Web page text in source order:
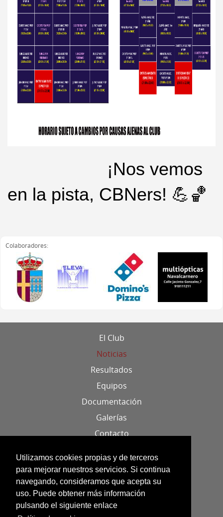
Utilizamos cookies propias y de terceros
para mejorar nuestros servicios. Si continua
navegando, consideramos que acepta su
uso. Puede obtener más información
pulsando el siguiente enlace
¡Nos vemos
en la pista, CBNers! 💪🏀
Colaboradores:
El Club
Noticias
Resultados
Equipos
Documentación
Galerías
Contacto
Aviso legal
Política de cookies
Datos identificativos